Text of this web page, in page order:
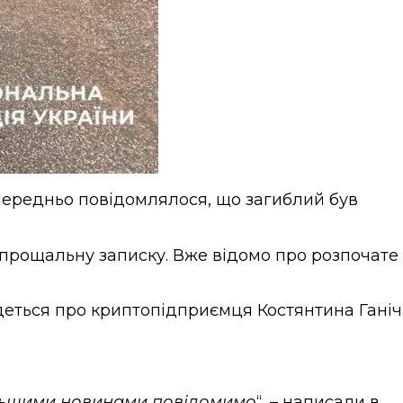
повідомлялося, що загиблий був
записку. Вже відомо про розпочате
про криптопідприємця Костянтина